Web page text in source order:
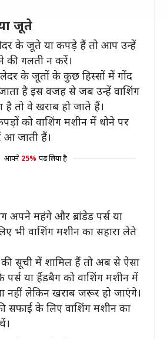
जूते
के जूते या कपड़े हैं तो आप उन्हें
की गलती न करें।
के जूतों के कुछ हिस्सों में गोंद
है इस वजह से जब उन्हें वाशिंग
है तो वे खराब हो जाते हैं।
को वाशिंग मशीन में धोने पर
आ जाती हैं।
आपने 25% पढ़ लिया है
महंगे और ब्रांडेड पर्स या
भी वाशिंग मशीन का सहारा लेते
सूची में शामिल हैं तो अब से ऐसा
पर्स या हैंडबैग को वाशिंग मशीन में
नहीं लेकिन खराब जरूर हो जाएंगे।
सफाई के लिए वाशिंग मशीन का